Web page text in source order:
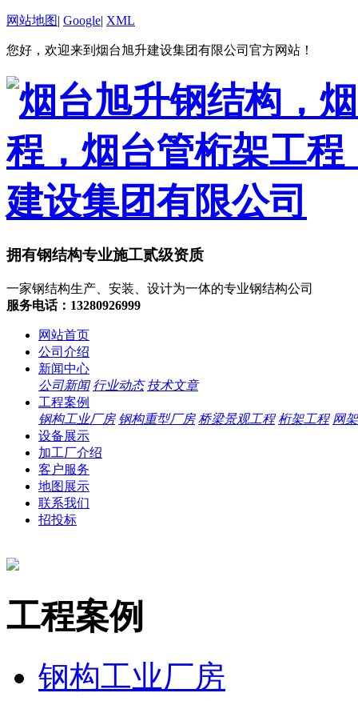
网站地图| Google| XML
您好，欢迎来到烟台旭升建设集团有限公司官方网站！
拥有钢结构专业施工贰级资质
一家钢结构生产、安装、设计为一体的专业钢结构公司
服务电话：13280926999
网站首页
公司介绍
新闻中心
公司新闻 行业动态 技术文章
工程案例
钢构工业厂房 钢构重型厂房 桥梁景观工程 桁架工程 网
设备展示
加工厂介绍
客户服务
地图展示
联系我们
招投标
工程案例
钢构工业厂房